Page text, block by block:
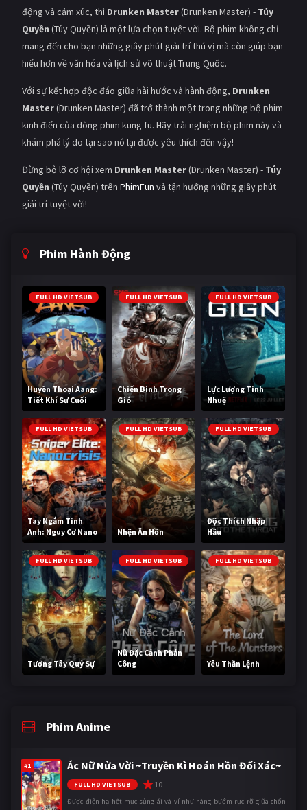
động và cảm xúc, thì Drunken Master(Drunken Master) - Túy
Quyền (Túy Quyền) là một lựa chọn tuyệt vời. Bộ phim không chỉ
mang đến cho bạn những giây phút giải trí thú vị mà còn giúp bạn
hiểu hơn về văn hóa và lịch sử võ thuật Trung Quốc.
Với sự kết hợp độc đáo giữa hài hước và hành động, Drunken
Master(Drunken Master) đã trở thành một trong những bộ phim
kinh điển của dòng phim kung fu. Hãy trải nghiệm bộ phim này và
khám phá lý do tại sao nó lại được yêu thích đến vậy!
Đừng bỏ lỡ cơ hội xem Drunken Master(Drunken Master) - Túy
Quyền (Túy Quyền) trên PhimFun và tận hưởng những giây phút
giải trí tuyệt vời!
Phim Hành Động
FULL HD VIETSUB
Huyền Thoại Aang:
Tiết Khí Sư Cuối
Cùng
FULL HD VIETSUB
Chiến Binh Trong
Gió
FULL HD VIETSUB
Lực Lượng Tinh
Nhuệ
FULL HD VIETSUB
Tay Ngắm Tinh
Anh: Nguy Cơ Nano
FULL HD VIETSUB
Nhện Ăn Hồn
FULL HD VIETSUB
Độc Thích Nhập
Hầu
FULL HD VIETSUB
Tương Tây Quỷ Sự
FULL HD VIETSUB
Nữ Đặc Cảnh Phản
Công
FULL HD VIETSUB
Yêu Thần Lệnh
Phim Anime
#1 Ác Nữ Nửa Vời ~Truyền Kì Hoán Hồn Đổi Xác~
FULL HD VIETSUB 10
Được điện hạ hết mực sủng ái và ví như nàng bướm rực rỡ giữa chốn